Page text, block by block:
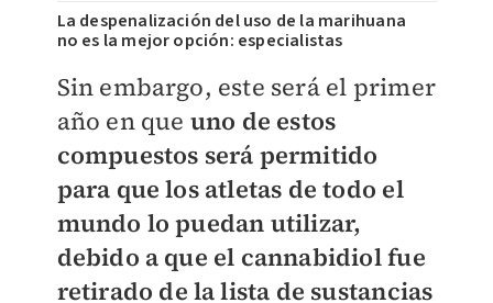
La despenalización del uso de la marihuana
no es la mejor opción: especialistas
Sin embargo, este será el primer
año en que uno de estos
compuestos será permitido
para que los atletas de todo el
mundo lo puedan utilizar,
debido a que el cannabidiol fue
retirado de la lista de sustancias